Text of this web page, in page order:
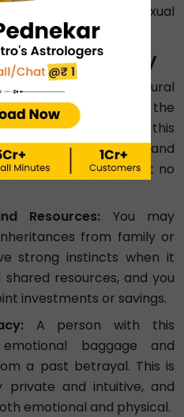
or even sexual
in Astrology
Rebirth:This is a natural
naturally rules the
Individuals with this
karmic challenges and
letting go of things that no
Resources: You may
from family or
strong instincts when it
resources, and you
investments or savings.
A person with this
baggage and
a past betrayal. This is
and intuitive, and
emotional and physical.